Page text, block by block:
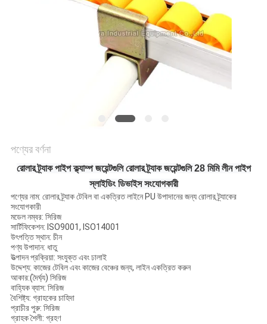
পণ্যের বর্ণনা
রোলার ট্র্যাক পাইপ ক্ল্যাম্প জয়েন্টগুলি রোলার ট্র্যাক জয়েন্টগুলি 28 মিমি লীন পাইপ
স্লাইডিং ডিভাইস সংযোগকারী
পণ্যের নাম: রোলার ট্র্যাক টেবিল বা একত্রিত লাইনে PU উপাদানের জন্য রোলার ট্র্যাকের
সংযোগকারী
মডেল নম্বর: সিরিজ
সার্টিফিকেশন: ISO9001, ISO14001
উৎপত্তি স্থান: চীন
পণ্য উপাদান: ধাতু
উত্পাদন প্রক্রিয়া: সংযুক্ত এবং ঢালাই
উদ্দেশ্য: কাজের টেবিল এবং কাজের বেঞ্চের জন্য, লাইন একত্রিত করুন
আকার:(দৈর্ঘ্য) সিরিজ
বাহ্যিক ব্যাস: সিরিজ
বৈশিষ্ট্য: গ্রাহকের চাহিদা
প্রাচীর পুরু: সিরিজ
গ্রাহক শৈলী: গ্রহণ